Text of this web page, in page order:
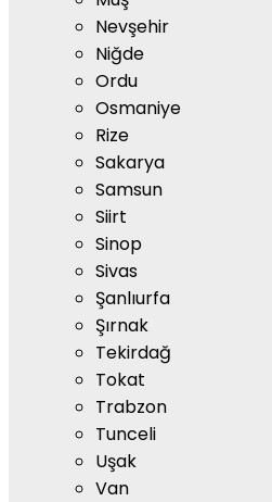
Nevşehir
Niğde
Ordu
Osmaniye
Rize
Sakarya
Samsun
Siirt
Sinop
Sivas
Şanlıurfa
Şırnak
Tekirdağ
Tokat
Trabzon
Tunceli
Uşak
Van